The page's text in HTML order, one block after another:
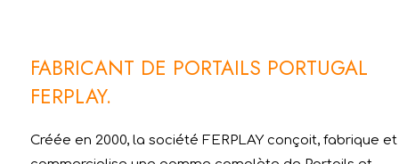
FABRICANT DE PORTAILS PORTUGAL
FERPLAY.
Créée en 2000, la société FERPLAY conçoit, fabrique et